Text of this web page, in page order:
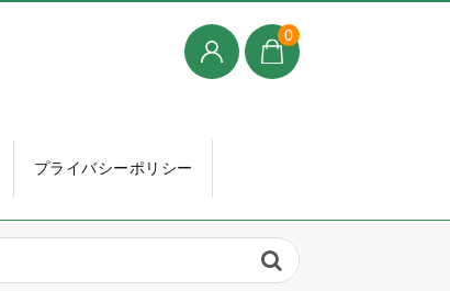
0
プライバシーポリシー